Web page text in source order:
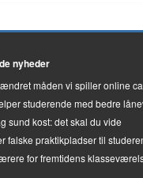
nyheder
måden vi spiller online
studerende med bedre
sund kost: det skal du vide
falske praktikpladser til
for fremtidens